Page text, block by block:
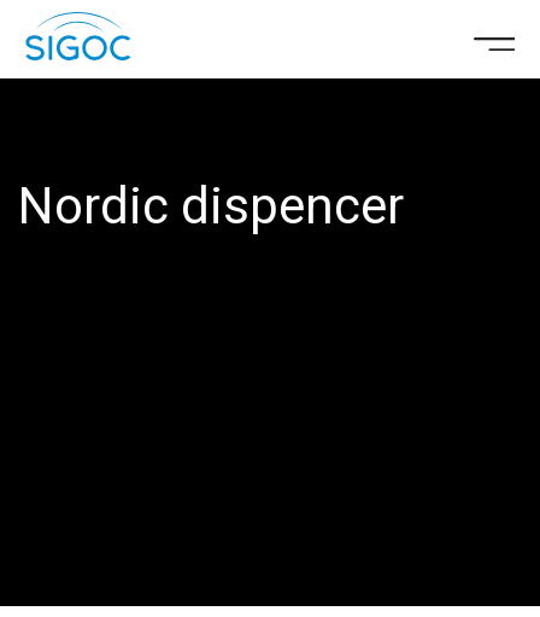
Nordic dispencer